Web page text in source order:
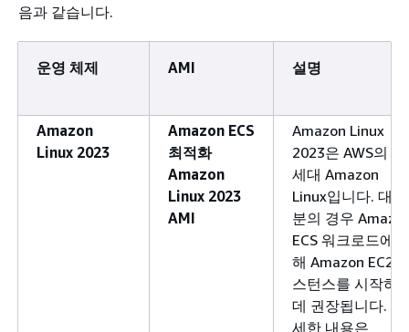
음과 같습니다.
운영 체제 AMI 설명
Amazon
Linux 2023
Amazon ECS
최적화
Amazon
Linux 2023
AMI
Amazon Linux
2023은 AWS의 차
세대 Amazon
Linux입니다. 대부
분의 경우
ECS 워크로드에
해 Amazon EC2
스턴스를 시작하
데 권장됩니다. 자
세한 내용은